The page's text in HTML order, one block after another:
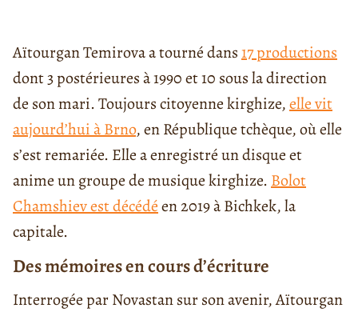
Aïtourgan Temirova a tourné dans17 productions
dont 3 postérieures à 1990 et 10 sous la direction
de son mari. Toujours citoyenne kirghize,elle vit
aujourd’hui à Brno, en République tchèque, où elle
s’est remariée. Elle a enregistré un disque et
anime un groupe de musique kirghize. Bolot
Chamshiev est décédéen 2019 à Bichkek, la
capitale.
Des mémoires en cours d’écriture
Interrogée par Novastan sur son avenir, Aïtourgan